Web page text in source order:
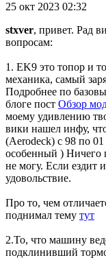
25 окт 2023 02:32
stxver, привет. Рад
вопросам:
1. EK9 это топор и
механика, самый
Подробнее по
блоге пост Обзор
моему удивлению
вики нашел инфу,
(Aerodeck) с 98 по
особенный ) Ничего
не могу. Если ездит
удовольствие.
Про то, чем
поднимал тему тут
2.То, что машину
подклинивший